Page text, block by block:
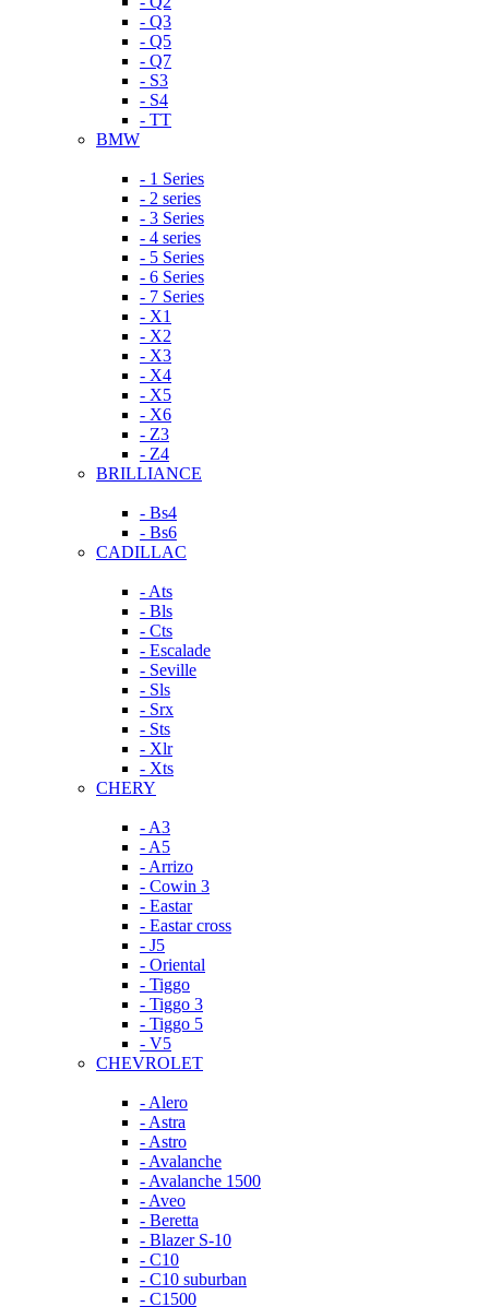
- Q3
- Q5
- Q7
- S3
- S4
- TT
BMW
- 1 Series
- 2 series
- 3 Series
- 4 series
- 5 Series
- 6 Series
- 7 Series
- X1
- X2
- X3
- X4
- X5
- X6
- Z3
- Z4
BRILLIANCE
- Bs4
- Bs6
CADILLAC
- Ats
- Bls
- Cts
- Escalade
- Seville
- Sls
- Srx
- Sts
- Xlr
- Xts
CHERY
- A3
- A5
- Arrizo
- Cowin 3
- Eastar
- Eastar cross
- J5
- Oriental
- Tiggo
- Tiggo 3
- Tiggo 5
- V5
CHEVROLET
- Alero
- Astra
- Astro
- Avalanche
- Avalanche 1500
- Aveo
- Beretta
- Blazer S-10
- C10
- C10 suburban
- C1500